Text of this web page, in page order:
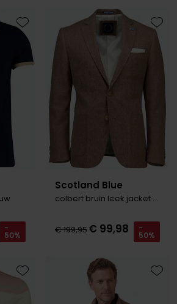
-
50%
Toevoegen aan favorieten
Scotland Blue
colbert bruin leek jacket drop 7.5
€ 199,95€ 99,98 -
50%
Toevoegen aan favorieten